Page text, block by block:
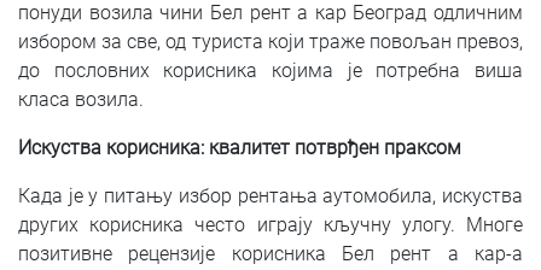
понуди возила чини Бел рент а кар Београд одличним
избором за све, од туриста који траже повољан превоз,
до пословних корисника којима је потребна виша
класа возила.
Искуства корисника: квалитет потврђен праксом
Када је у питању избор рентања аутомобила, искуства
других корисника често играју кључну улогу. Многе
позитивне рецензије корисника Бел рент а кар-а